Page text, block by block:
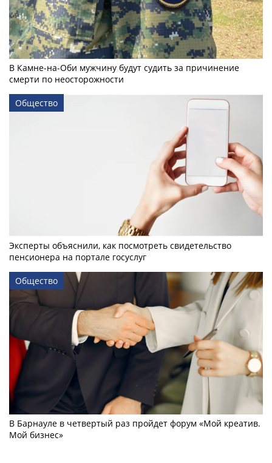
В Камне-на-Оби мужчину будут судить за причинение
смерти по неосторожности
Общество
Эксперты объяснили, как посмотреть свидетельство
пенсионера на портале госуслуг
Общество
В Барнауле в четвертый раз пройдет форум «Мой креатив.
Мой бизнес»